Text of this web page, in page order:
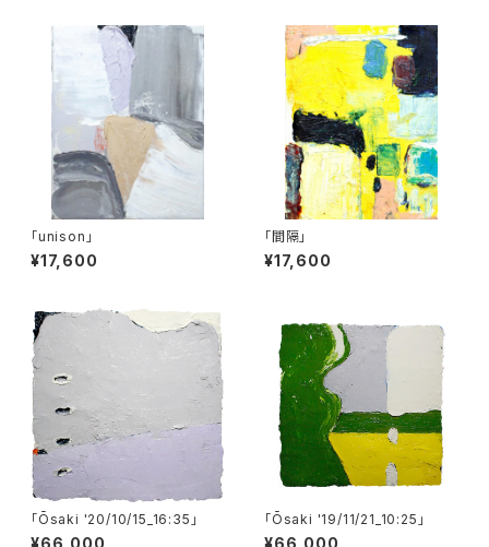
「unison」
¥17,600
「間隔」
¥17,600
「Ōsaki '20/10/15_16:35」
¥66,000
「Ōsaki '19/11/21_10:25」
¥66,000